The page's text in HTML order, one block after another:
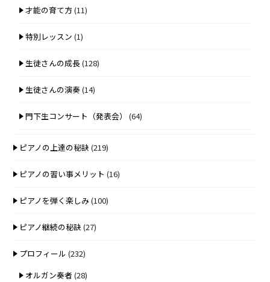
才能の育て方 (11)
特別レッスン (1)
生徒さんの成長(128)
生徒さんの演奏(14)
門下生コンサート（発表会） (64)
ピアノの上達の秘訣 (219)
ピアノの習い事メリット (16)
ピアノを弾く楽しみ(100)
ピアノ継続の秘訣 (27)
プロフィール (232)
オルガン奏者 (28)